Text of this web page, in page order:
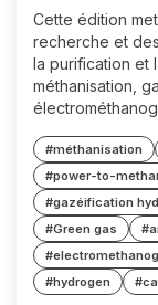
Cette édition
recherche et
la purification et
méthanisation,
#méthanisation
#power-to-
#gazéification
#Green gas
#hydrogen